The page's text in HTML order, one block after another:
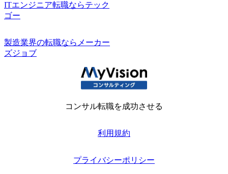
ITエンジニア転職ならテック
ゴー
製造業界の転職ならメーカー
ズジョブ
コンサル転職を成功させる
利用規約
プライバシーポリシー